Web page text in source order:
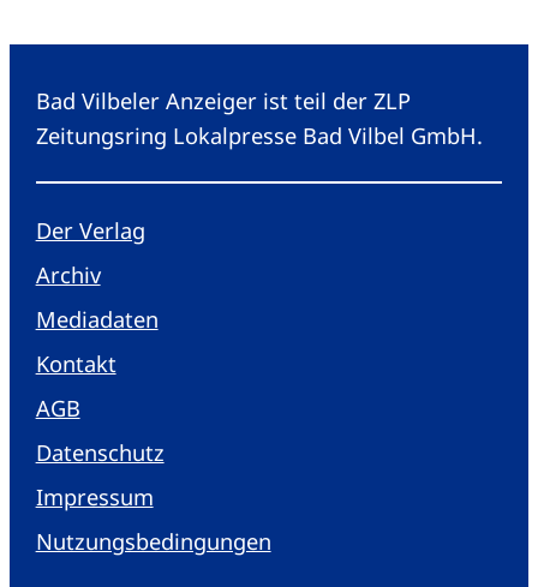
Bad Vilbeler Anzeiger ist teil der ZLP
Zeitungsring Lokalpresse Bad Vilbel GmbH.
Der Verlag
Archiv
Mediadaten
Kontakt
AGB
Datenschutz
Impressum
Nutzungsbedingungen